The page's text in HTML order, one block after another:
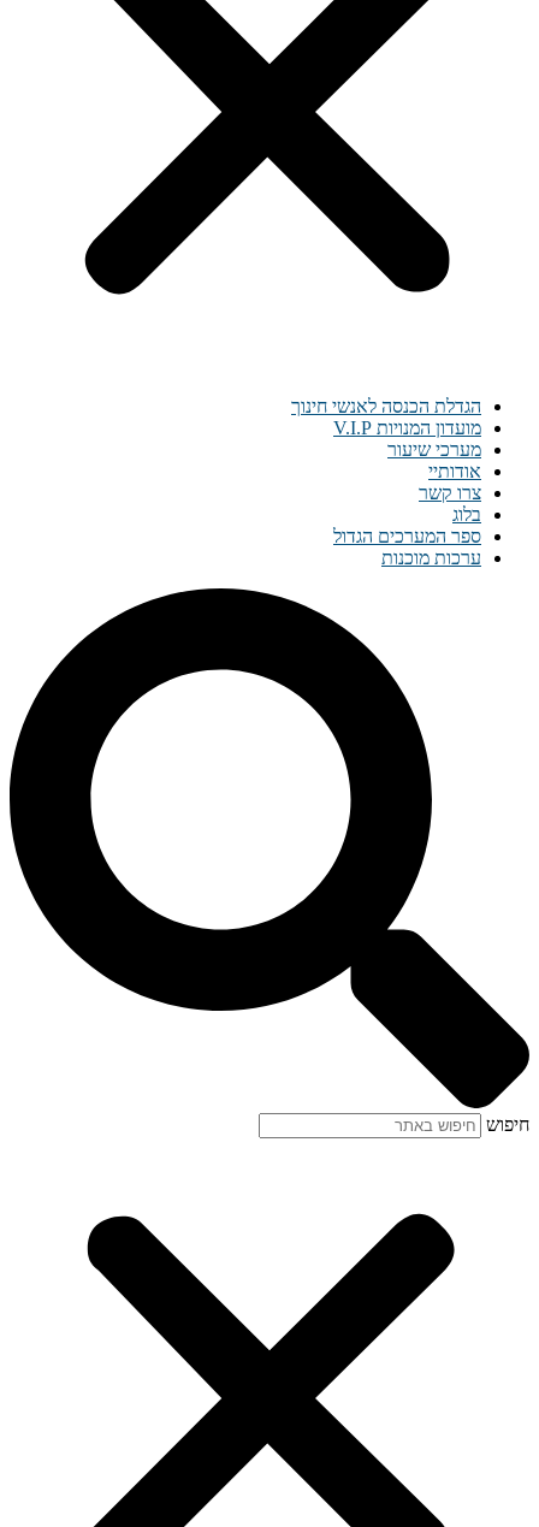
הגדלת הכנסה לאנשי חינוך
מועדון המנויות V.I.P
מערכי שיעור
אודותיי
צרו קשר
בלוג
ספר המערכים הגדול
ערכות מוכנות
חיפוש